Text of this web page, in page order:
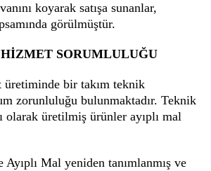
koyarak satışa sunanlar,
görülmüştür.
SORUMLULUĞU
bir takım teknik
zorunluluğu bulunmaktadır. Teknik
olarak üretilmiş ürünler ayıplı mal
Mal yeniden tanımlanmış ve